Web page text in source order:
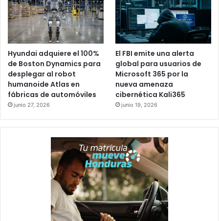
Hyundai adquiere el 100%
de Boston Dynamics para
desplegar al robot
humanoide Atlas en
fábricas de automóviles
junio 27, 2026
El FBI emite una alerta
global para usuarios de
Microsoft 365 por la
nueva amenaza
cibernética Kali365
junio 19, 2026